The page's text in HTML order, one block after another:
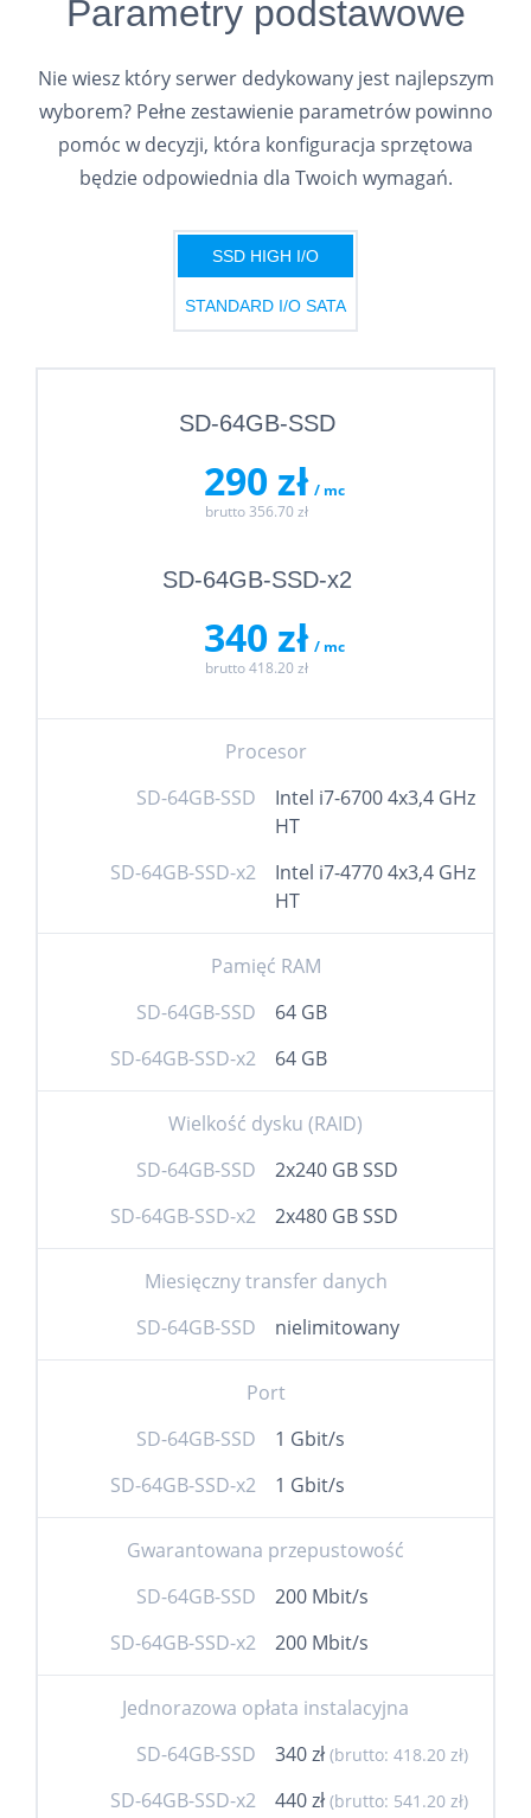
Parametry podstawowe
Nie wiesz który serwer dedykowany jest najlepszym
wyborem? Pełne zestawienie parametrów powinno
pomóc w decyzji, która konfiguracja sprzętowa
będzie odpowiednia dla Twoich wymagań.
SSD HIGH I/O
STANDARD I/O SATA
SD-64GB-SSD
290 zł / mc
brutto 356.70 zł
SD-64GB-SSD-x2
340 zł / mc
brutto 418.20 zł
Procesor
SD-64GB-SSD
Intel i7-6700 4x3,4 GHz
HT
SD-64GB-SSD-x2
Intel i7-4770 4x3,4 GHz
HT
Pamięć RAM
SD-64GB-SSD
64 GB
SD-64GB-SSD-x2
64 GB
Wielkość dysku (RAID)
SD-64GB-SSD
2x240 GB SSD
SD-64GB-SSD-x2
2x480 GB SSD
Miesięczny transfer danych
SD-64GB-SSD
nielimitowany
Port
SD-64GB-SSD
1 Gbit/s
SD-64GB-SSD-x2
1 Gbit/s
Gwarantowana przepustowość
SD-64GB-SSD
200 Mbit/s
SD-64GB-SSD-x2
200 Mbit/s
Jednorazowa opłata instalacyjna
SD-64GB-SSD
340 zł (brutto: 418.20 zł)
SD-64GB-SSD-x2 440 zł (brutto: 541.20 zł)